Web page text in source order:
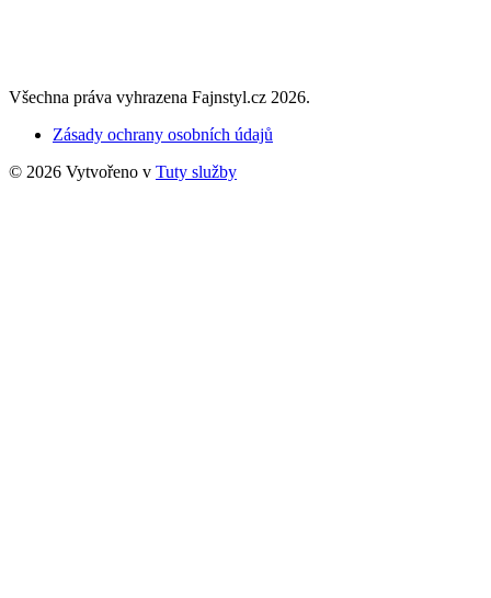
Všechna práva vyhrazena Fajnstyl.cz 2026.
Zásady ochrany osobních údajů
© 2026 Vytvořeno v Tuty služby